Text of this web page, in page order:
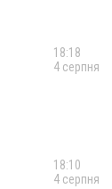
18:18
4 серпня
18:10
4 серпня